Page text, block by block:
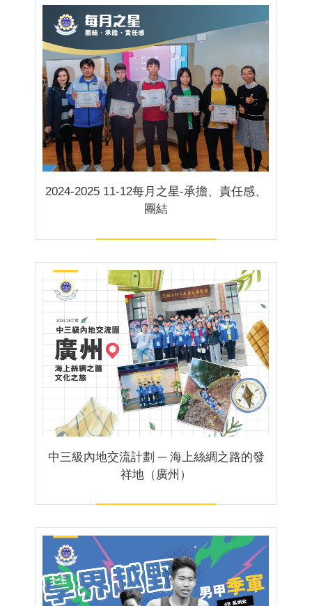
2024-2025 11-12每月之星-承擔、責任感、
團結
中三級內地交流計劃 ─ 海上絲綢之路的發
祥地（廣州）